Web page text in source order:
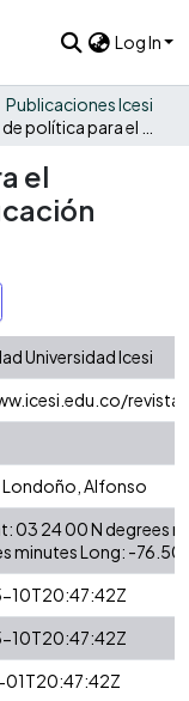
Log In
Publicaciones Icesi
el
Universidad Icesi
Alfonso
03 24 00 N degrees
minutes Long: -
10T20:47:42Z
10T20:47:42Z